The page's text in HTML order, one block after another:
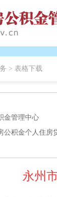
> 表格下载
金管理中心
公积金个人住房
永州